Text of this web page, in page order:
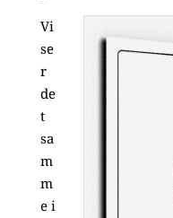
Vi
se
r
de
t
sa
m
m
e i